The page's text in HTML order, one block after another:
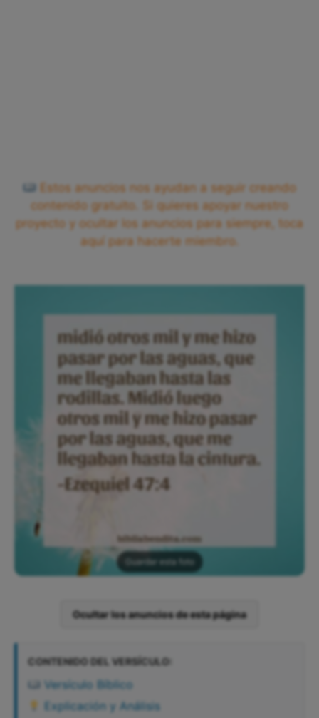
Estos anuncios nos ayudan a seguir creando
contenido gratuito. Si quieres apoyar nuestro
proyecto y ocultar los anuncios para siempre, toca
aquí para hacerte miembro.
Guardar esta foto
Ocultar los anuncios de esta página
CONTENIDO DEL VERSÍCULO:
Versículo Bíblico
Explicación y Análisis